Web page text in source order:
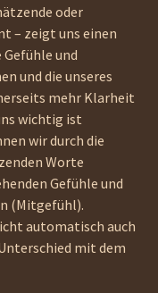
oder
– zeigt uns einen
Gefühle und
und die unseres
mehr Klarheit
wichtig ist
wir durch die
Worte
Gefühle und
(Mitgefühl).
automatisch auch
mit dem